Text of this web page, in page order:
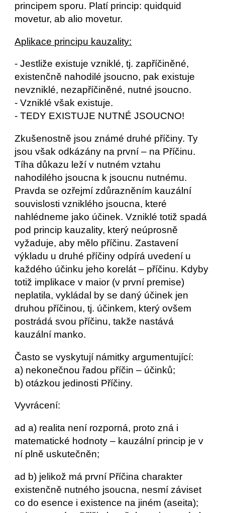
principem sporu. Platí princip: quidquid
movetur, ab alio movetur.
Aplikace principu kauzality:
- Jestliže existuje vzniklé, tj. zapříčiněné,
existenčně nahodilé jsoucno, pak existuje
nevzniklé, nezapříčiněné, nutné jsoucno.
- Vzniklé však existuje.
- TEDY EXISTUJE NUTNÉ JSOUCNO!
Zkušenostně jsou známé druhé příčiny. Ty
jsou však odkázány na první – na Příčinu.
Tíha důkazu leží v nutném vztahu
nahodilého jsoucna k jsoucnu nutnému.
Pravda se ozřejmí zdůrazněním kauzální
souvislosti vzniklého jsoucna, které
nahlédneme jako účinek. Vzniklé totiž spadá
pod princip kauzality, který neúprosně
vyžaduje, aby mělo příčinu. Zastavení
výkladu u druhé příčiny odpírá uvedení u
každého účinku jeho korelát – příčinu. Kdyby
totiž implikace v maior (v první premise)
neplatila, vykládal by se daný účinek jen
druhou příčinou, tj. účinkem, který ovšem
postrádá svou příčinu, takže nastává
kauzální manko.
Často se vyskytují námitky argumentující:
a) nekonečnou řadou příčin – účinků;
b) otázkou jedinosti Příčiny.
Vyvrácení:
ad a) realita není rozporná, proto zná i
matematické hodnoty – kauzální princip je v
ní plně uskutečněn;
ad b) jelikož má první Příčina charakter
existenčně nutného jsoucna, nesmí záviset
co do esence i existence na jiném (aseita);